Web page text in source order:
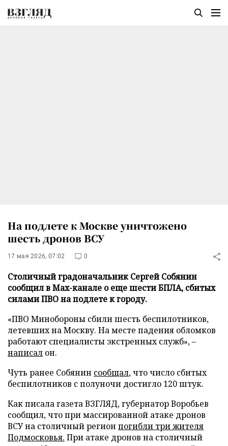
На подлете к Москве уничтожено
шесть дронов ВСУ
17 мая 2026, 07:02 0
Столичный градоначальник Сергей Собянин
сообщил в Max-канале о еще шести БПЛА, сбитых
силами ПВО на подлете к городу.
«ПВО Минобороны сбили шесть беспилотников,
летевших на Москву. На месте падения обломков
работают специалисты экстренных служб», –
написал он.
Чуть ранее Собянин сообщал, что число сбитых
беспилотников с полуночи достигло 120 штук.
Как писала газета ВЗГЛЯД, губернатор Воробьев
сообщил, что при массированной атаке дронов
ВСУ на столичный регион погибли три жителя
Подмосковья. При атаке дронов на столичный